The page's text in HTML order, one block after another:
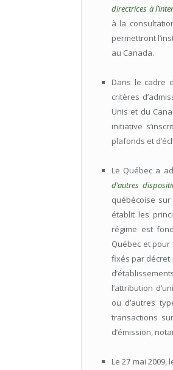
directrices à
à la
permettront
au Canada.
Dans le cadre
critères
Unis et du
initiative
plafonds et
Le Québec a
d’autres
québécoise
établit les
régime est
Québec et pour
fixés par décret
l’attribution
ou d’autres
transactions
d’émission,
Le 27 mai